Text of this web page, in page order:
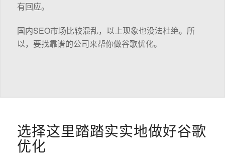
有回应。
国内SEO市场比较混乱，以上现象也没法杜绝。所
以，要找靠谱的公司来帮你做谷歌优化。
选择这里踏踏实实地做好谷歌
优化